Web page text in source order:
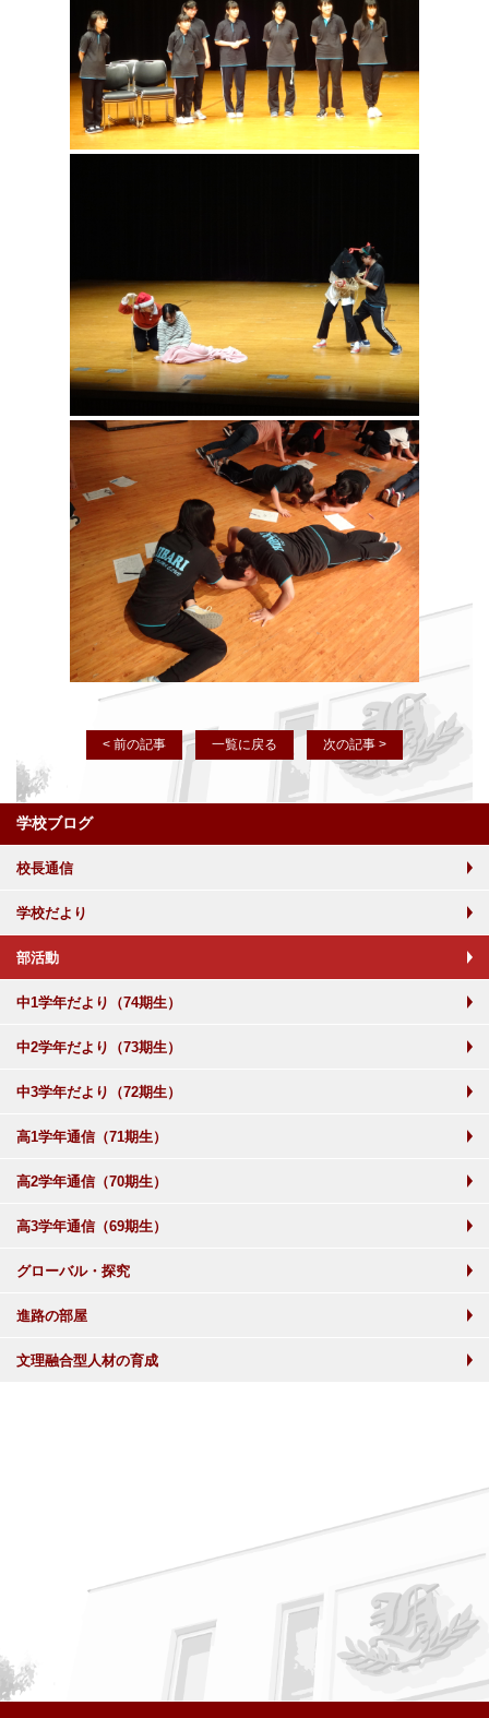
< 前の記事 一覧に戻る 次の記事 >
学校ブログ
校長通信
学校だより
部活動
中1学年だより（74期生）
中2学年だより（73期生）
中3学年だより（72期生）
高1学年通信（71期生）
高2学年通信（70期生）
高3学年通信（69期生）
グローバル・探究
進路の部屋
文理融合型人材の育成